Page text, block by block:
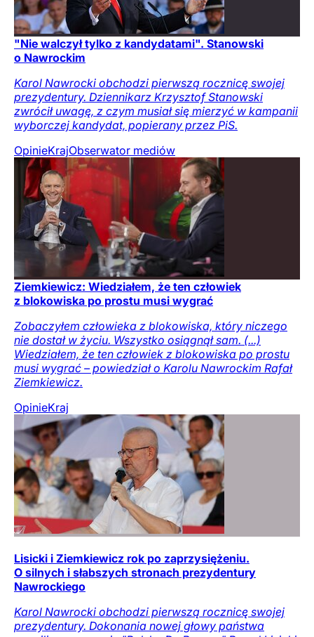
"Nie walczył tylko z kandydatami". Stanowski
o Nawrockim
Karol Nawrocki obchodzi pierwszą rocznicę swojej
prezydentury. Dziennikarz Krzysztof Stanowski
zwrócił uwagę, z czym musiał się mierzyć w kampanii
wyborczej kandydat, popierany przez PiS.
OpinieKrajObserwator mediów
Ziemkiewicz: Wiedziałem, że ten człowiek
z blokowiska po prostu musi wygrać
Zobaczyłem człowieka z blokowiska, który niczego
nie dostał w życiu. Wszystko osiągnął sam. (...)
Wiedziałem, że ten człowiek z blokowiska po prostu
musi wygrać – powiedział o Karolu Nawrockim Rafał
Ziemkiewicz.
OpinieKraj
Lisicki i Ziemkiewicz rok po zaprzysiężeniu.
O silnych i słabszych stronach prezydentury
Nawrockiego
Karol Nawrocki obchodzi pierwszą rocznicę swojej
prezydentury. Dokonania nowej głowy państwa